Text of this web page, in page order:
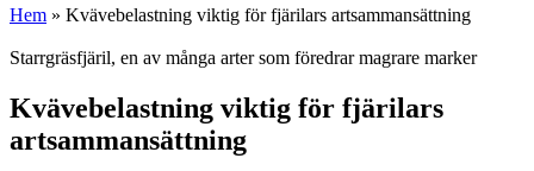
Hem » Kvävebelastning viktig för fjärilars artsammansättning
Starrgräsfjäril, en av många arter som föredrar magrare marker
Kvävebelastning viktig för fjärilars
artsammansättning